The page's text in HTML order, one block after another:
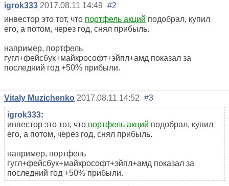
igrok333 2017.08.11 14:49 #2
инвестор это тот, что портфель акций подобрал, купил
его, а потом, через год, снял прибыль.
например, портфель
гугл+фейсбук+майкрософт+эйпл+амд показал за
последний год +50% прибыли.
Vitaly Muzichenko 2017.08.11 14:52 #3
igrok333:
инвестор это тот, что портфель акций подобрал, купил
его, а потом, через год, снял прибыль.
например, портфель
гугл+фейсбук+майкрософт+эйпл+амд показал за
последний год +50% прибыли.